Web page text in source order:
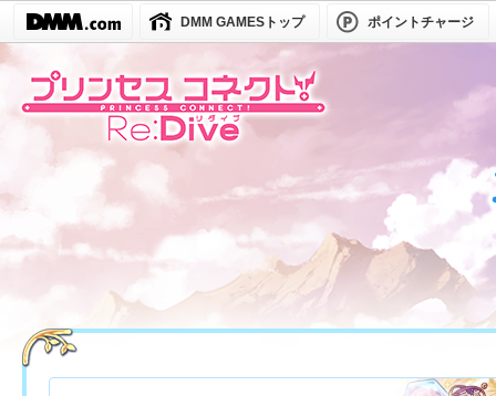
DMM GAMESトップ ポイントチャージ